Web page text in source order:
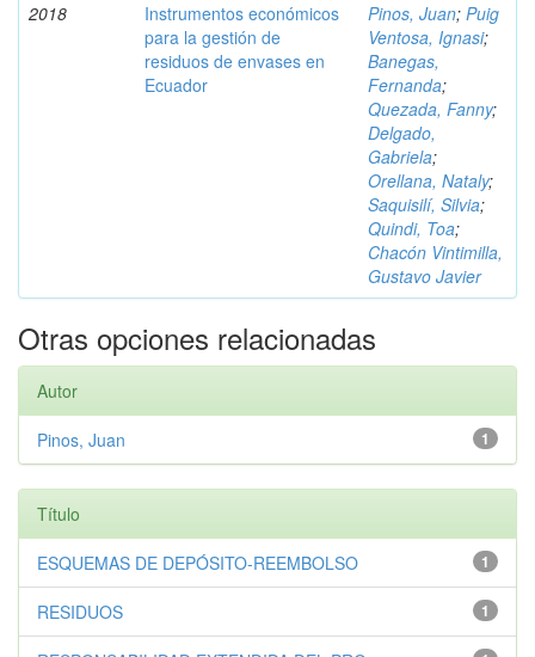
2018
Instrumentos económicos
para la gestión de
residuos de envases en
Ecuador
Pinos, Juan; Puig
Ventosa, Ignasi;
Banegas,
Fernanda;
Quezada, Fanny;
Delgado,
Gabriela;
Orellana, Nataly;
Saquisilí, Silvia;
Quindi, Toa;
Chacón Vintimilla,
Gustavo Javier
Otras opciones relacionadas
Autor
1
Pinos, Juan
Título
1
ESQUEMAS DE DEPÓSITO-REEMBOLSO
1
RESIDUOS